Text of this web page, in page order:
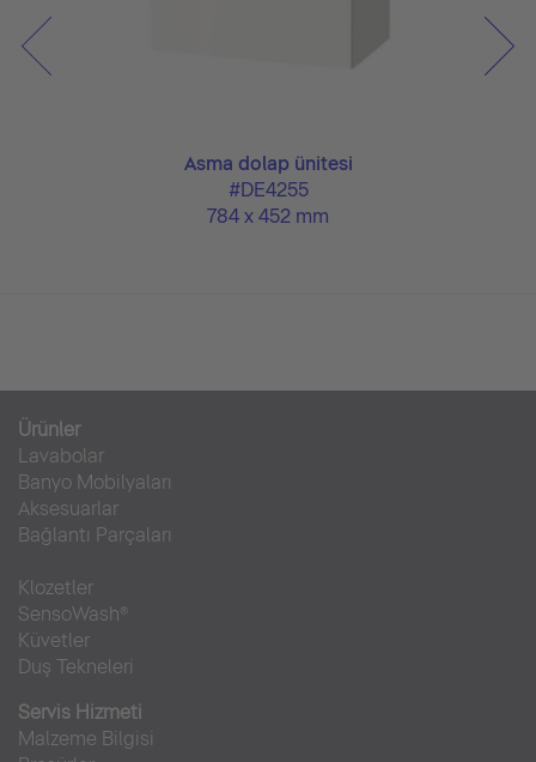
Asma dolap ünitesi
#DE4255
784 x 452 mm
Ürünler
Lavabolar
Banyo Mobilyaları
Aksesuarlar
Bağlantı Parçaları
Klozetler
SensoWash®
Küvetler
Duş Tekneleri
Servis Hizmeti
Malzeme Bilgisi